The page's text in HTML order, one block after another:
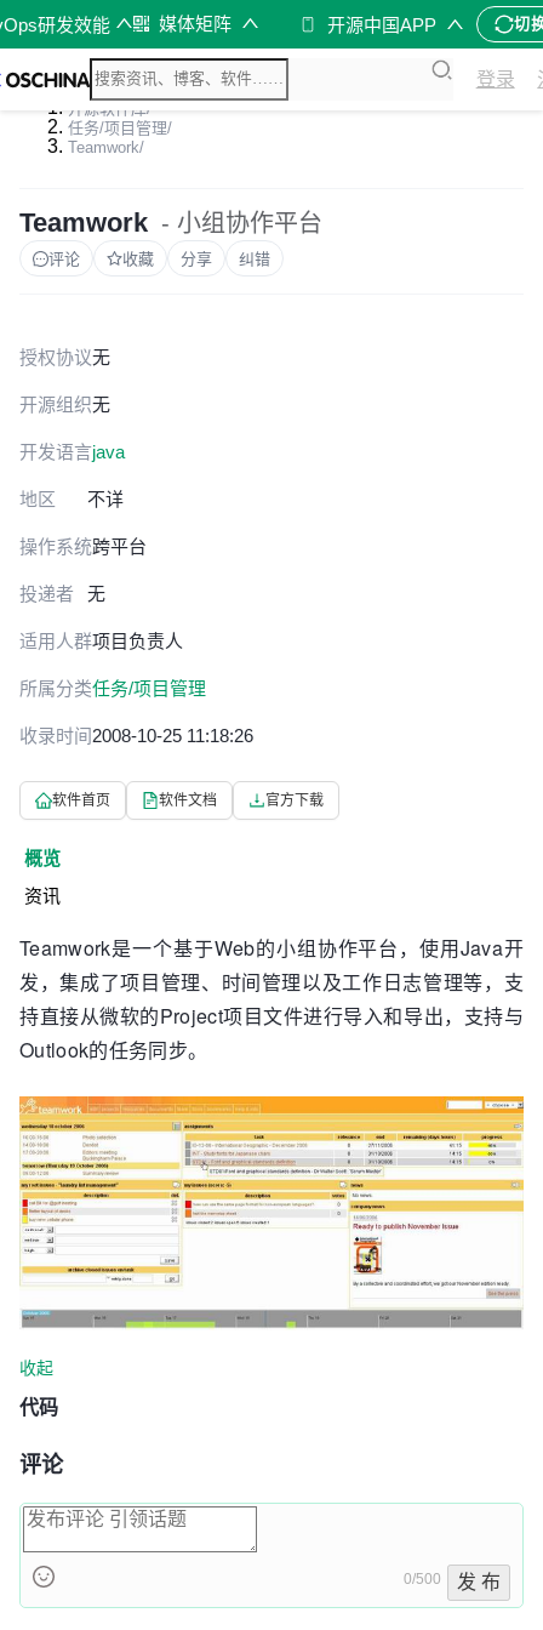
研发效能 媒体矩阵 开源中国APP 切
登录
开源软件库/
任务/项目管理/
Teamwork/
Teamwork - 小组协作平台
评论 收藏 分享 纠错
授权协议无
开源组织无
开发语言java
地区 不详
操作系统跨平台
投递者 无
适用人群项目负责人
所属分类任务/项目管理
收录时间2008-10-25 11:18:26
软件首页 软件文档 官方下载
概览
资讯
Teamwork是一个基于Web的小组协作平台，使用Java开
发，集成了项目管理、时间管理以及工作日志管理等，支
持直接从微软的Project项目文件进行导入和导出，支持与
Outlook的任务同步。
收起
代码
评论
0/500 发 布